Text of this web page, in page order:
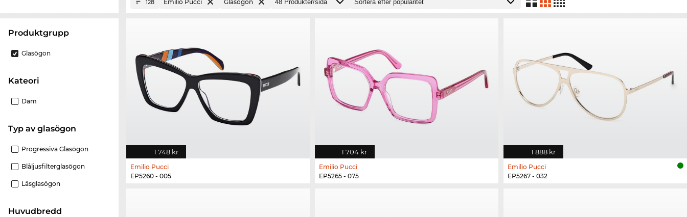
Produktgrupp
Glasögon
Kateori
Dam
Typ av glasögon
Progressiva Glasögon
Blåljusfilterglasögon
Läsglasögon
Huvudbredd
128 Emilio Pucci Glasögon
1 748 kr
Emilio Pucci
EP5260 - 005
1 704 kr
Emilio Pucci
EP5265 - 075
1 888 kr
Emilio Pucci
EP5267 - 032